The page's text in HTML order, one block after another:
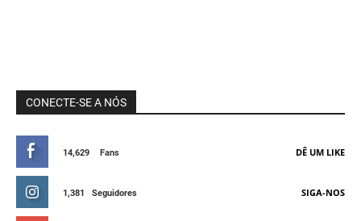
CONECTE-SE A NÓS
14,629 Fans DÊ UM LIKE
1,381 Seguidores SIGA-NOS